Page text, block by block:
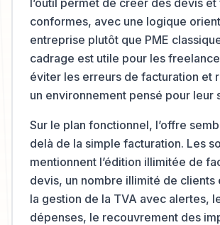
l’outil permet de créer des devis
conformes, avec une logique
entreprise plutôt que PME
cadrage est utile pour les
éviter les erreurs de facturation et
un environnement pensé pour leur
Sur le plan fonctionnel, l’offre
delà de la simple facturation. Les
mentionnent l’édition illimitée de
devis, un nombre illimité de clients
la gestion de la TVA avec alertes,
dépenses, le recouvrement des